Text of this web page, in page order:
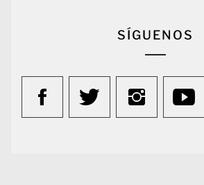
SÍGUENOS